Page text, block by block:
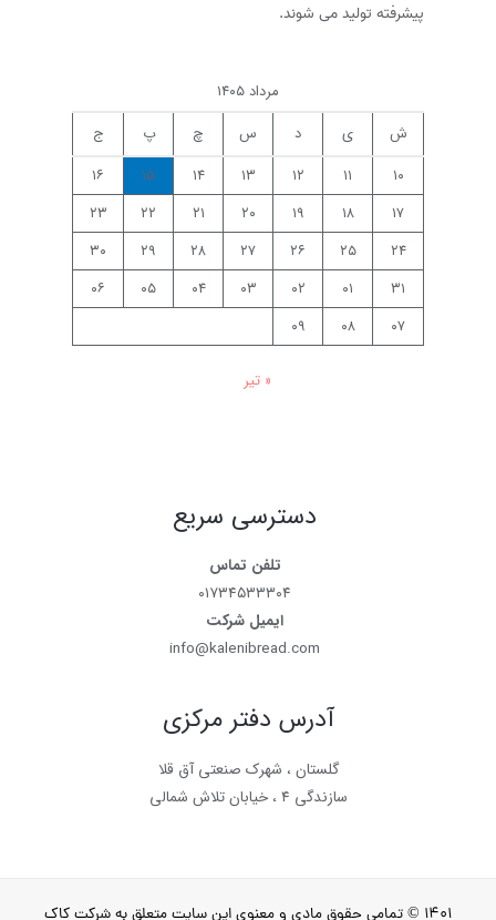
پیشرفته تولید می شوند.
مرداد ۱۴۰۵
ش
ی د س چ پ
ج
۱۰
۱۱ ۱۲ ۱۳ ۱۴ ۱۵
۱۶
۱۷
۱۸ ۱۹ ۲۰ ۲۱ ۲۲
۲۳
۲۴
۲۵ ۲۶ ۲۷ ۲۸ ۲۹
۳۰
۳۱
۰۱ ۰۲ ۰۳ ۰۴ ۰۵
۰۶
۰۷
۰۸ ۰۹
« تیر
دسترسی سریع
تلفن تماس
۰۱۷۳۴۵۳۳۳۰۴
ایمیل شرکت
info@kalenibread.com
آدرس دفتر مرکزی
گلستان ، شهرک صنعتی آق قلا
سازندگی ۴ ، خیابان تلاش شمالی
۱۴۰۱ © تمامی حقوق مادی و معنوی این سایت متعلق به شرکت کاک